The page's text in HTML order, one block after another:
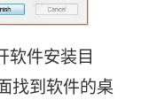
软件安装目
找到软件的桌